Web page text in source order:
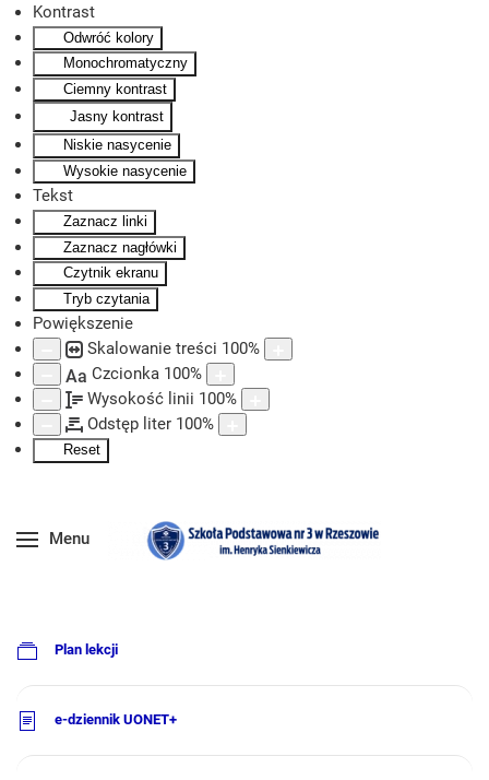
Kontrast
Odwróć kolory
Monochromatyczny
Ciemny kontrast
Jasny kontrast
Niskie nasycenie
Wysokie nasycenie
Tekst
Zaznacz linki
Zaznacz nagłówki
Czytnik ekranu
Tryb czytania
Powiększenie
Skalowanie treści 100%
Aa Czcionka 100%
Wysokość linii 100%
Odstęp liter 100%
Reset
Skip to main content
Menu
Plan lekcji
e-dziennik UONET+